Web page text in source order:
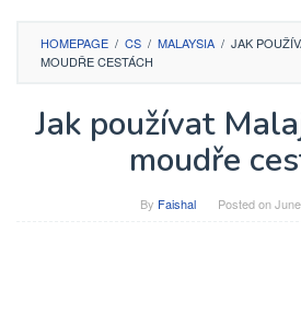
HOMEPAGE / CS / MALAYSIA / JAK
MOUDŘE CESTÁCH
Jak používat
moudře
By Faishal Posted on